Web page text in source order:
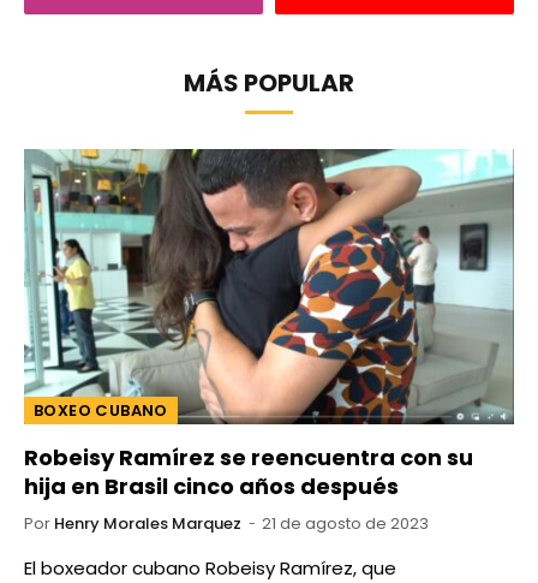
MÁS POPULAR
BOXEO CUBANO
Robeisy Ramírez se reencuentra con su
hija en Brasil cinco años después
Por Henry Morales Marquez 21 de agosto de 2023
El boxeador cubano Robeisy Ramírez, que